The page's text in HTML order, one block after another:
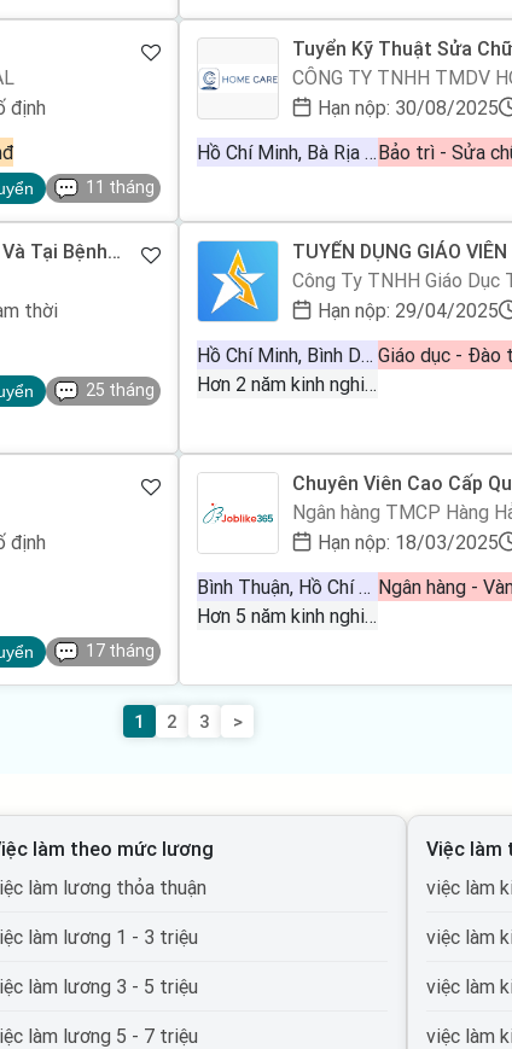
định
11 tháng
Tuyển Kỹ Thuật Sửa
CÔNG TY TNHH TMDV
Hạn nộp: 30/08/2025
Hồ Chí Minh, Bà Rịa Vũng Tàu
Tại Bệnh
thời
25 tháng
TUYỂN DỤNG GIÁO
VRAY
Công Ty TNHH Giáo Dục
Hạn nộp: 29/04/2025
Hồ Chí Minh, Bình Dương, Bà Rịa Vũng Tàu, Đồng Nai
Hơn 2 năm kinh nghiệm
định
17 tháng
Chuyên Viên Cao Cấp
Ngân hàng TMCP Hàng
Hạn nộp: 18/03/2025
Bình Thuận, Hồ Chí Minh, Bình Dương, Bà Rịa Vũng Tàu, Đồng Nai
Hơn 5 năm kinh nghiệm
1 2 3 >
làm theo mức lương
làm lương thỏa thuận
làm lương 1 - 3 triệu
làm lương 3 - 5 triệu
làm lương 5 - 7 triệu
Việc làm
việc làm
việc làm
việc làm
việc làm